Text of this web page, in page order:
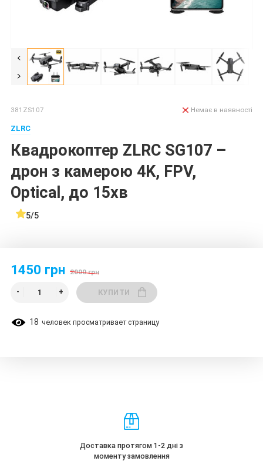
381ZS107
ZLRC
Квадрокоптер ZLRC SG107 –
дрон з камерою 4K, FPV,
Optical, до 15хв
5/5
Немає в наявності
1450 грн 2000 грн
КУПИТИ
18 человек просматривает страницу
Доставка протягом 1-2 дні з
моменту замовлення